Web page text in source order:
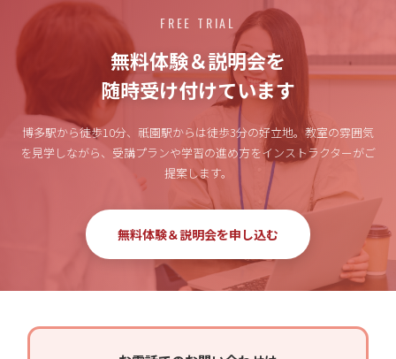
FREE TRIAL
無料体験＆説明会を
随時受け付けています
博多駅から徒歩10分、祇園駅からは徒歩3分の好立地。 教室の雰囲気
を見学しながら、受講プランや学習の進め方をインストラクターがご
提案します。
無料体験＆説明会を申し込む